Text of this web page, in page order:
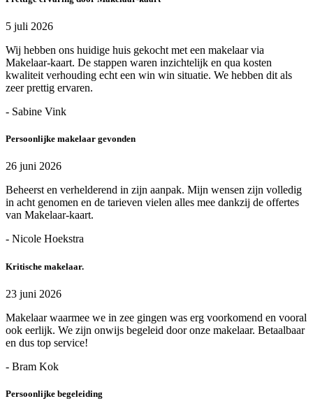
5 juli 2026
Wij hebben ons huidige huis gekocht met een makelaar via
Makelaar-kaart. De stappen waren inzichtelijk en qua kosten
kwaliteit verhouding echt een win win situatie. We hebben dit als
zeer prettig ervaren.
- Sabine Vink
Persoonlijke makelaar gevonden
26 juni 2026
Beheerst en verhelderend in zijn aanpak. Mijn wensen zijn volledig
in acht genomen en de tarieven vielen alles mee dankzij de offertes
van Makelaar-kaart.
- Nicole Hoekstra
Kritische makelaar.
23 juni 2026
Makelaar waarmee we in zee gingen was erg voorkomend en vooral
ook eerlijk. We zijn onwijs begeleid door onze makelaar. Betaalbaar
en dus top service!
- Bram Kok
Persoonlijke begeleiding